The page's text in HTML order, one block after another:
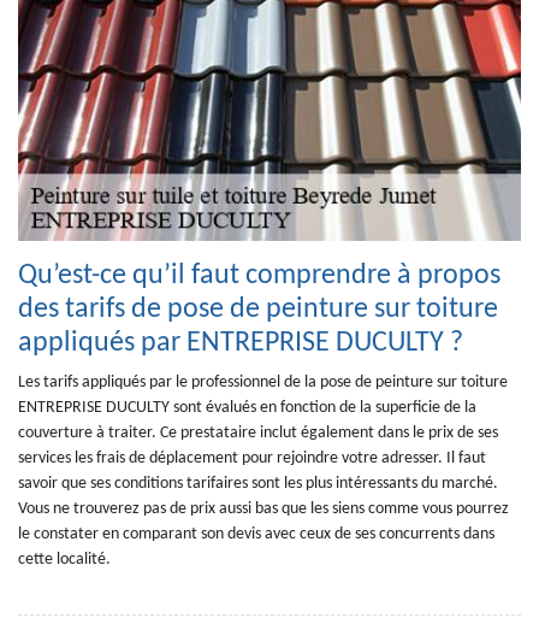
Qu’est-ce qu’il faut comprendre à propos
des tarifs de pose de peinture sur toiture
appliqués par ENTREPRISE DUCULTY ?
Les tarifs appliqués par le professionnel de la pose de peinture sur toiture
ENTREPRISE DUCULTY sont évalués en fonction de la superficie de la
couverture à traiter. Ce prestataire inclut également dans le prix de ses
services les frais de déplacement pour rejoindre votre adresser. Il faut
savoir que ses conditions tarifaires sont les plus intéressants du marché.
Vous ne trouverez pas de prix aussi bas que les siens comme vous pourrez
le constater en comparant son devis avec ceux de ses concurrents dans
cette localité.